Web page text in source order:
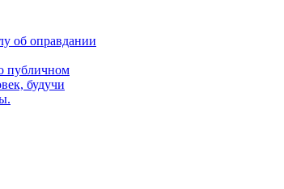
об оправдании
публичном
будучи